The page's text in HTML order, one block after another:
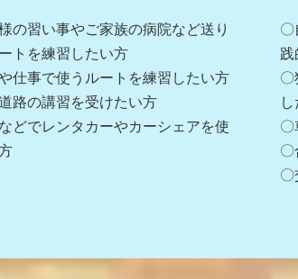
の習い事やご家族の病院など送り
トを練習したい方
仕事で使うルートを練習したい方
路の講習を受けたい方
どでレンタカーやカーシェアを使
〇
践
〇
〇
〇
〇